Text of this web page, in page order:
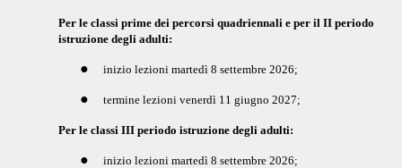
Per le classi prime dei percorsi quadriennali e per il II periodo
istruzione degli adulti:
● inizio lezioni martedì 8 settembre 2026;
● termine lezioni venerdì 11 giugno 2027;
Per le classi III periodo istruzione degli adulti:
● inizio lezioni martedì 8 settembre 2026;